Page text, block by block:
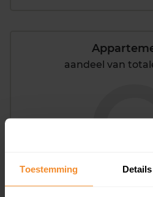
Toestemming Details
aandeel van